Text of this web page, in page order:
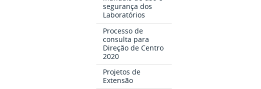
segurança dos
Laboratórios
Processo de
consulta para
Direção de Centro
2020
Projetos de
Extensão